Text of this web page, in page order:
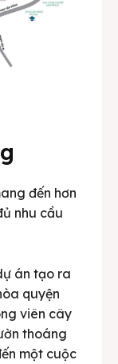
đến hơn
nhu cầu
án tạo ra
quyện
viên cây
thoáng
một cuộc